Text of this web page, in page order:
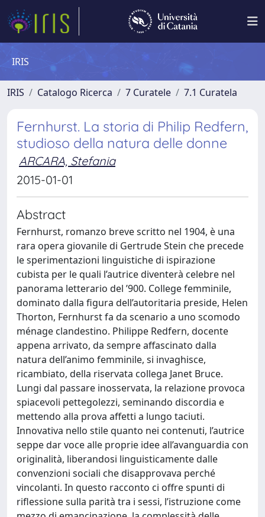
IRIS
IRIS Catalogo Ricerca 7 Curatele 7.1 Curatela
Fernhurst. La storia di Philip Redfern,
studioso della natura delle donne
ARCARA, Stefania
2015-01-01
Abstract
Fernhurst, romanzo breve scritto nel 1904, è una
rara opera giovanile di Gertrude Stein che precede
le sperimentazioni linguistiche di ispirazione
cubista per le quali l’autrice diventerà celebre nel
panorama letterario del ’900. College femminile,
dominato dalla figura dell’autoritaria preside, Helen
Thorton, Fernhurst fa da scenario a uno scomodo
ménage clandestino. Philippe Redfern, docente
appena arrivato, da sempre affascinato dalla
natura dell’animo femminile, si invaghisce,
ricambiato, della riservata collega Janet Bruce.
Lungi dal passare inosservata, la relazione provoca
spiacevoli pettegolezzi, seminando discordia e
mettendo alla prova affetti a lungo taciuti.
Innovativa nello stile quanto nei contenuti, l’autrice
seppe dar voce alle proprie idee all’avanguardia con
originalità, liberandosi linguisticamente dalle
convenzioni sociali che disapprovava perché
vincolanti. In questo racconto ci offre spunti di
riflessione sulla parità tra i sessi, l’istruzione come